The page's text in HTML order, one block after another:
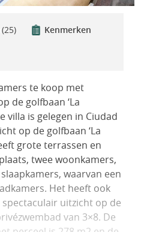
(25)
Kenmerken
te koop met
de golfbaan ‘La
villa is gelegen in Ciudad
op de golfbaan ‘La
grote terrassen en
twee woonkamers,
waarvan een
Het heeft ook
uitzicht op de
van 3×8. De